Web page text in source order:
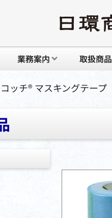
業務案内 取扱商品
ッチ® マスキングテープ